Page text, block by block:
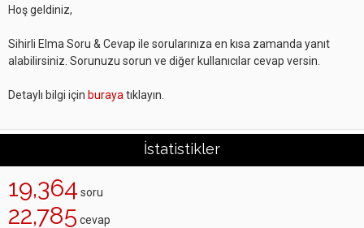
Hoş geldiniz,
Sihirli Elma Soru & Cevap ile sorularınıza en kısa zamanda yanıt
alabilirsiniz. Sorunuzu sorun ve diğer kullanıcılar cevap versin.
Detaylı bilgi için buraya tıklayın.
İstatistikler
19,364 soru
22,785 cevap